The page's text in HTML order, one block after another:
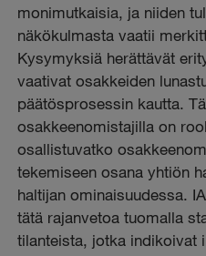
monimutkaisia, ja niiden
näkökulmasta vaatii
Kysymyksiä herättävät
vaativat osakkeiden
päätösprosessin kautta.
osakkeenomistajilla on
osallistuvatko
tekemiseen osana yhtiön
haltijan ominaisuudessa.
tätä rajanvetoa tuomalla
tilanteista, jotka indikoivat